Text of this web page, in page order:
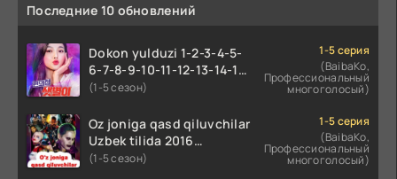
Последние 10 обновлений
Dokon yulduzi 1-2-3-4-5-
6-7-8-9-10-11-12-13-14-15-
16-17 Qism Uzbek tilida
qismlari o'zbek tilida
(1-5 сезон)
1-5 серия
(BaibaKo,
Профессиональный
многоголосый)
Oz joniga qasd qiluvchilar
Uzbek tilida 2016
O'zbekcha tarjima kino
(1-5 сезон)
1-5 серия
(BaibaKo,
Профессиональный
многоголосый)